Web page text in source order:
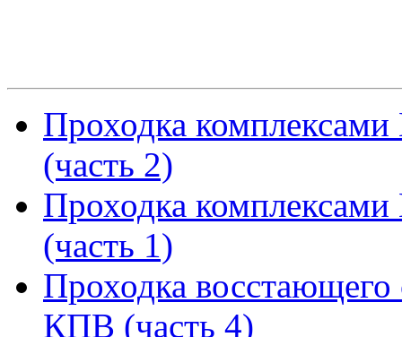
Проходка
(часть 2)
Проходка
(часть 1)
Проходка
КПВ (часть 4)